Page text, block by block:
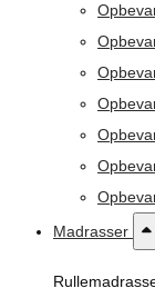
Madrasser